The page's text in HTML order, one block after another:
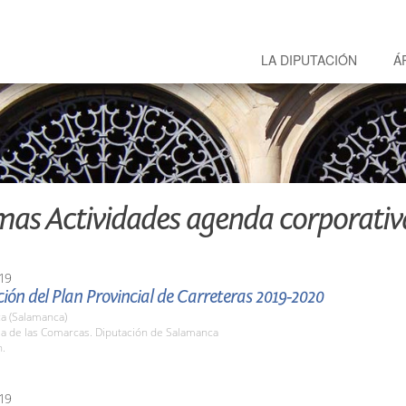
LA DIPUTACIÓN
Actividades agenda
del Plan Provincial de Carreteras 2019-2020
(Salamanca)
de las Comarcas. Diputación de Salamanca